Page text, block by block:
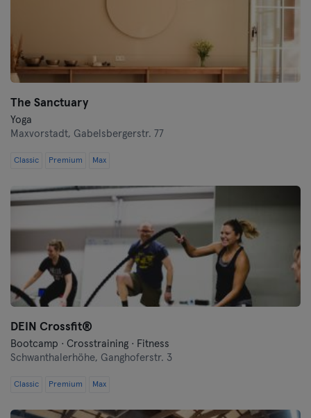
The Sanctuary
Yoga
Maxvorstadt, Gabelsbergerstr. 77
Classic Premium Max
DEIN Crossfit®
Bootcamp · Crosstraining · Fitness
Schwanthalerhöhe, Ganghoferstr. 3
Classic Premium Max